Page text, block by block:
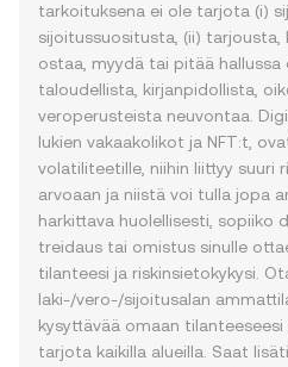
tarkoituksena ei ole tarjota (i)
sijoitussuositusta, (ii)
ostaa, myydä tai pitää hallussa
taloudellista, kirjanpidollista,
veroperusteista neuvontaa.
lukien vakaakolikot ja NFT:t,
volatiliteetille, niihin liittyy suuri
arvoaan ja niistä voi tulla jopa
harkittava huolellisesti, sopiiko
treidaus tai omistus sinulle
tilanteesi ja riskinsietokykysi.
laki-/vero-/sijoitusalan
kysyttävää omaan
tarjota kaikilla alueilla. Saat